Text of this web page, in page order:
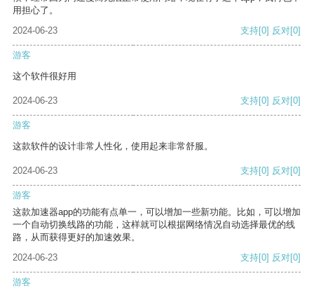
用担心了。
2024-06-23
支持[0] 反对[0]
游客
这个软件很好用
2024-06-23 支持[0] 反对[0]
游客
这款软件的设计非常人性化，使用起来非常舒服。
2024-06-23 支持[0] 反对[0]
游客
这款加速器app的功能有点单一，可以增加一些新功能。比如，可以增加
一个自动切换线路的功能，这样就可以根据网络情况自动选择最优的线
路，从而获得更好的加速效果。
2024-06-23
支持[0] 反对[0]
游客